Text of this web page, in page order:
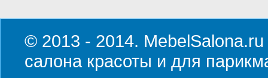
© 2013 - 2014.
салона красоты и для